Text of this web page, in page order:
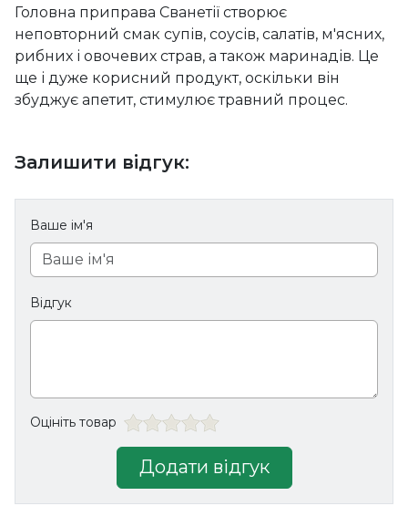
Головна приправа Сванетії створює
неповторний смак супів, соусів, салатів, м'ясних,
рибних і овочевих страв, а також маринадів. Це
ще і дуже корисний продукт, оскільки він
збуджує апетит, стимулює травний процес.
Залишити відгук:
Ваше ім'я
Відгук
Оцініть товар
Додати відгук